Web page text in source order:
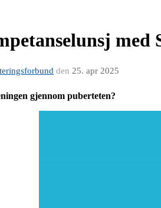
med
den 25. apr 2025
gjennom puberteten?